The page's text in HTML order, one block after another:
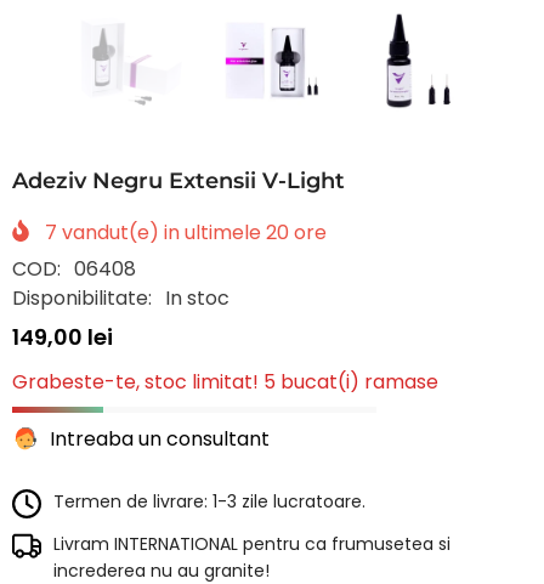
Adeziv Negru Extensii V-Light
7 vandut(e) in ultimele 20 ore
COD: 06408
Disponibilitate: In stoc
149,00 lei
Grabeste-te, stoc limitat! 5 bucat(i) ramase
Intreaba un consultant
Termen de livrare: 1-3 zile lucratoare.
Livram INTERNATIONAL pentru ca frumusetea si
increderea nu au granite!